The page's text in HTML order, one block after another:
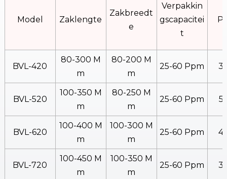
Model Zaklengte
Zakbreedt
E
Verpakkin
Gscapacitei
T
BVL-420
80-300 M
M
80-200 M
M
25-60 Ppm
BVL-520
100-350 M
M
80-250 M
M
25-60 Ppm
BVL-620
100-400 M
M
100-300 M
M
25-60 Ppm
BVL-720
100-450 M
M
100-350 M
M
25-60 Ppm